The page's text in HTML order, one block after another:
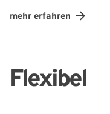
mehr erfahren
Flexibel